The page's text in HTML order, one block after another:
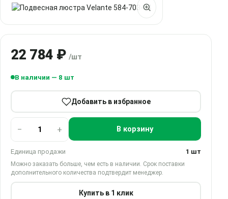
22 784 ₽ /шт
В наличии — 8 шт
Добавить в избранное
− + В корзину
Единица продажи 1 шт
Можно заказать больше, чем есть в наличии. Срок поставки
дополнительного количества подтвердит менеджер.
Купить в 1 клик